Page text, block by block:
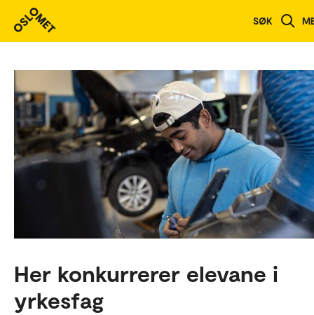
SØK
Her konkurrerer elevane i
yrkesfag